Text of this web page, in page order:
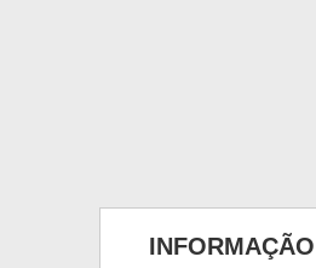
INFORMAÇÃO